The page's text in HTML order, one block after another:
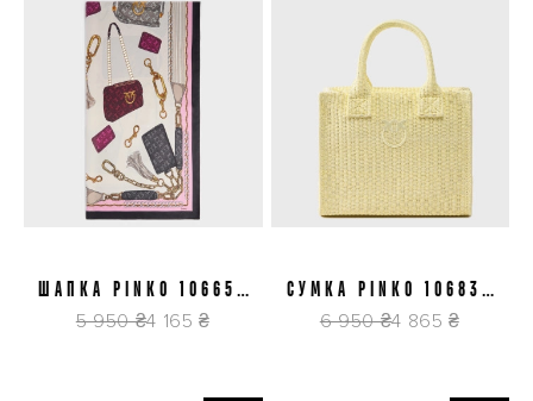
ШАПКА PINKO 106656
A39LNZ5
5 950 ₴4 165 ₴
СУМКА PINKO 106832
A39Y C39
6 950 ₴4 865 ₴